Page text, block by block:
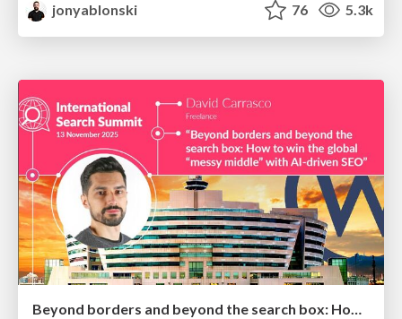
jonyablonski
76 5.3k
Beyond borders and beyond the search box: How to win the global "messy middle" with AI-driven SEO